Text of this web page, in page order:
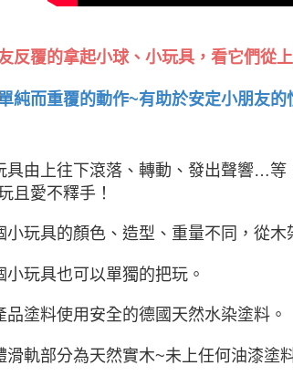
反覆的拿起小球、小玩具，看它們從
純而重覆的動作~有助於安定小朋友的
具由上往下滾落、轉動、發出聲響…
且愛不釋手！
小玩具的顏色、造型、重量不同，從木
小玩具也可以單獨的把玩。
品塗料使用安全的德國天然水染塗料。
滑軌部分為天然實木~未上任何油漆塗